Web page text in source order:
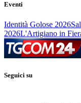
Eventi
Identità Golose 2026
2026L'Artigiano in
Seguici su